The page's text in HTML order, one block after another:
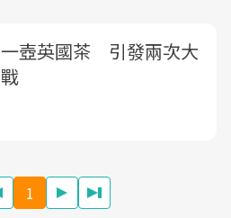
一壺英國茶 引發兩次大
戰
1